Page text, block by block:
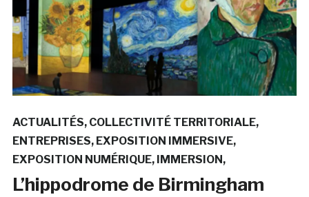
ACTUALITÉS COLLECTIVITÉ TERRITORIALE
ENTREPRISES EXPOSITION IMMERSIVE
EXPOSITION NUMÉRIQUE IMMERSION
L’hippodrome de Birmingham